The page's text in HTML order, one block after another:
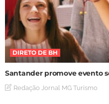
DIRETO DE BH
Santander promove evento
Redação Jornal MG Turismo